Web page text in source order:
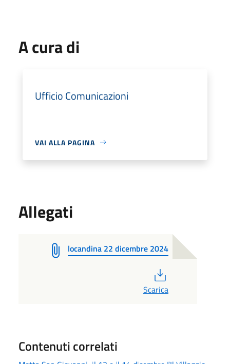
A cura di
Ufficio Comunicazioni
VAI ALLA PAGINA
Allegati
locandina 22 dicembre 2024
Scarica
Contenuti correlati